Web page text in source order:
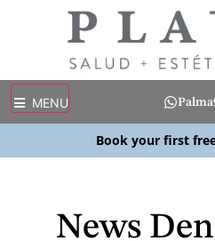
MENU Palma
Book your first
News